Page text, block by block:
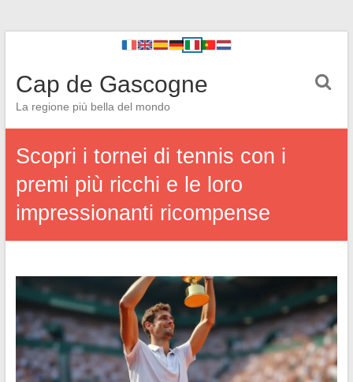
Cap de Gascogne
La regione più bella del mondo
Scopri i tornei di tennis con i
premi più ricchi e le loro
impressionanti ricompense